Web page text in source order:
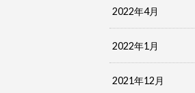
2022年4月
2022年1月
2021年12月